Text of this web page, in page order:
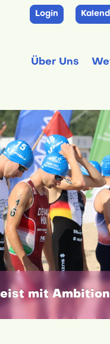
Login
Über Uns
mit